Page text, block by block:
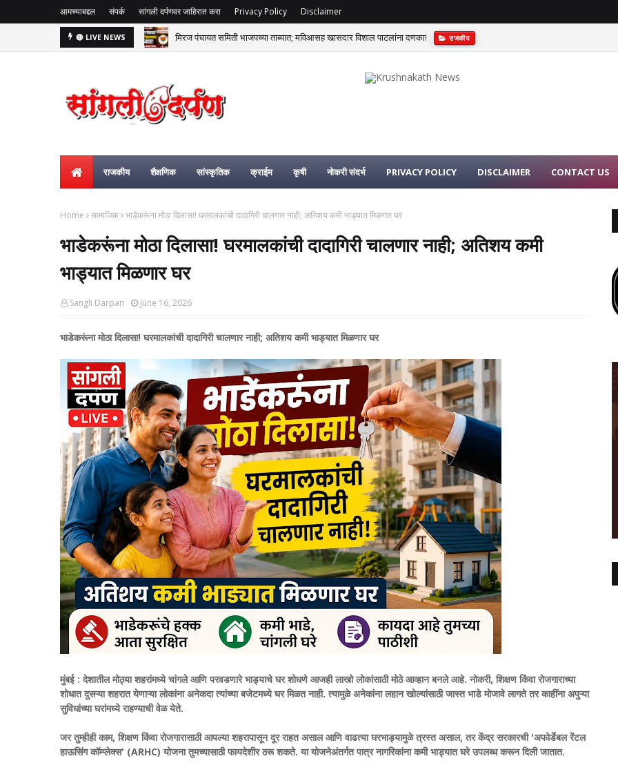
आमच्याबद्दल संपर्क सांगली दर्पणवर जाहिरात करा Privacy Policy Disclaimer
🔴 LIVE NEWS मिरज पंचायत समिती भाजपच्या ताब्यात; मविआसह खासदार विशाल पाटलांना दणका! राजकीय
राजकीय शैक्षणिक सांस्कृतिक क्राईम कृषी नोकरी संदर्भ PRIVACY POLICY DISCLAIMER CONTACT US
Home सामाजिक भाडेकरूंना मोठा दिलासा! घरमालकांची दादागिरी चालणार नाही; अतिशय कमी भाड्यात मिळणार घर
भाडेकरूंना मोठा दिलासा! घरमालकांची दादागिरी चालणार नाही; अतिशय कमी
भाड्यात मिळणार घर
Sangli Darpan June 16, 2026
भाडेकरूंना मोठा दिलासा! घरमालकांची दादागिरी चालणार नाही; अतिशय कमी भाड्यात मिळणार घर
मुंबई : देशातील मोठ्या शहरांमध्ये चांगले आणि परवडणारे भाड्याचे घर शोधणे आजही लाखो लोकांसाठी मोठे आव्हान बनले आहे. नोकरी, शिक्षण किंवा रोजगाराच्या
शोधात दुसऱ्या शहरात येणाऱ्या लोकांना अनेकदा त्यांच्या बजेटमध्ये घर मिळत नाही. त्यामुळे अनेकांना लहान खोल्यांसाठी जास्त भाडे मोजावे लागते तर काहींना अपुऱ्या
सुविधांच्या घरांमध्ये राहण्याची वेळ येते.
जर तुम्हीही काम, शिक्षण किंवा रोजगारासाठी आपल्या शहरापासून दूर राहत असाल आणि वाढत्या घरभाड्यामुळे त्रस्त असाल, तर केंद्र सरकारची 'अफोर्डेबल रेंटल
हाऊसिंग कॉम्प्लेक्स' (ARHC) योजना तुमच्यासाठी फायदेशीर ठरू शकते. या योजनेअंतर्गत पात्र नागरिकांना कमी भाड्यात घरे उपलब्ध करून दिली जातात.